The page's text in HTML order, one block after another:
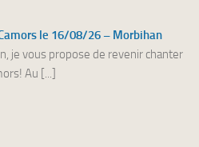
le 16/08/26 – Morbihan
je vous propose de revenir chanter
Au [...]